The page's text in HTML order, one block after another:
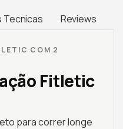
Tecnicas Reviews
COM 2
Fitletic
para correr longe